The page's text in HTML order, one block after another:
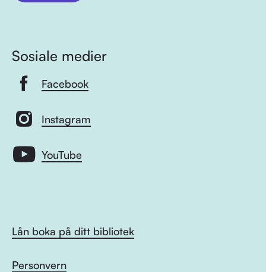
Sosiale medier
Facebook
Instagram
YouTube
Lån boka på ditt bibliotek
Personvern